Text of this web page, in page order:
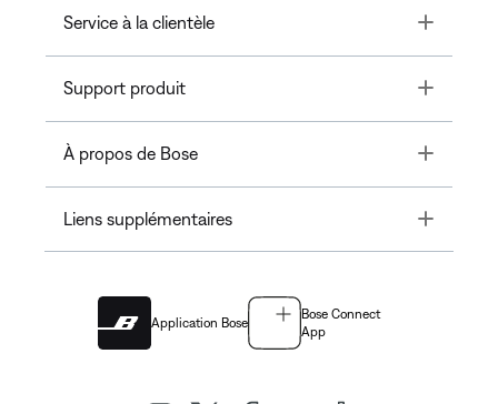
Service à la clientèle Toggle
Support produit Toggle
À propos de Bose Toggle
Liens supplémentaires Toggle
Application Bose
Bose Connect
App